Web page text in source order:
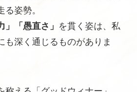
姿勢。
」「愚直さ」 を貫く姿は、私
も深く通じるものがありま